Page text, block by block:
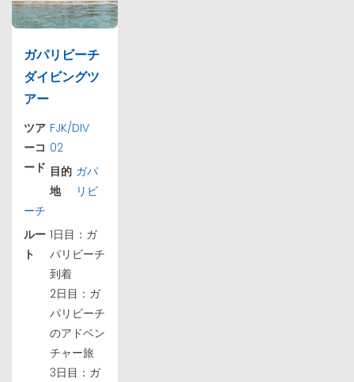
ガパリビーチ
ダイビングツ
アー
ツア
ーコ
ード
FJK/DIV
02
目的
地
ガパ
リビ
ーチ
ルー
ト
1日目：ガ
パリビーチ
到着
2日目：ガ
パリビーチ
のアドベン
チャー旅
3日目：ガ